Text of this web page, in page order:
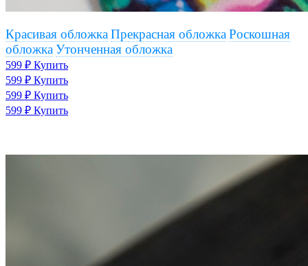
Красивая обложкаПрекрасная обложкаРоскошная
обложкаУтонченная обложка
599 ₽ Купить
599 ₽ Купить
599 ₽ Купить
599 ₽ Купить